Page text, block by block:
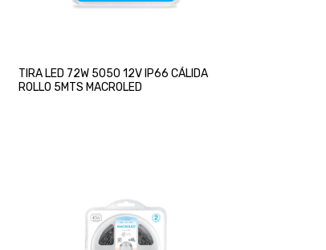
TIRA LED 72W 5050 12V IP66 CÁLIDA
ROLLO 5MTS MACROLED